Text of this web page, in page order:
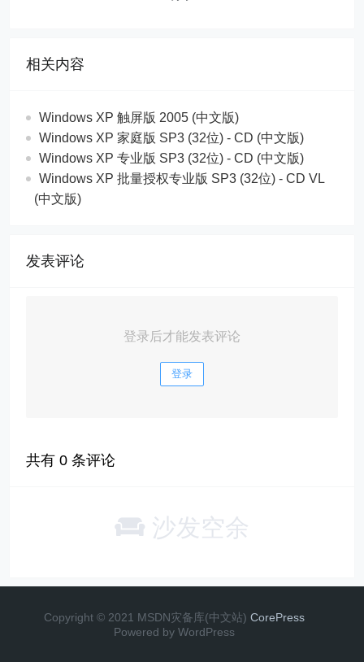
相关内容
Windows XP 触屏版 2005 (中文版)
Windows XP 家庭版 SP3 (32位) - CD (中文版)
Windows XP 专业版 SP3 (32位) - CD (中文版)
Windows XP 批量授权专业版 SP3 (32位) - CD VL
(中文版)
发表评论
登录后才能发表评论
登录
共有0 条评论
沙发空余
Copyright © 2021 MSDN灾备库(中文站) CorePress
Powered by WordPress